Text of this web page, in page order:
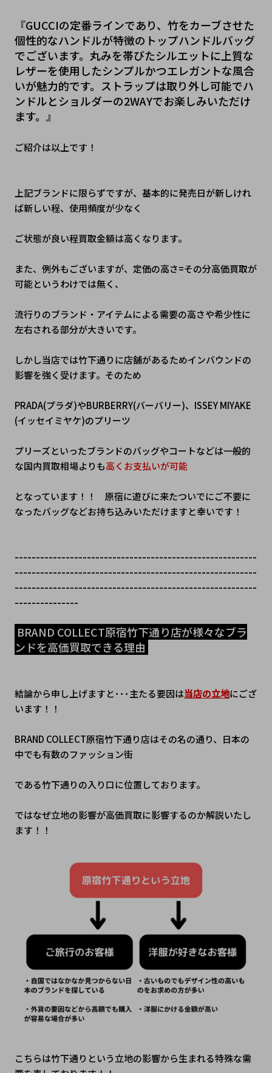
『GUCCIの定番ラインであり、竹をカーブさせた
個性的なハンドルが特徴のトップハンドルバッグ
でございます。丸みを帯びたシルエットに上質な
レザーを使用したシンプルかつエレガントな風合
いが魅力的です。ストラップは取り外し可能でハ
ンドルとショルダーの2WAYでお楽しみいただけ
ます。』
ご紹介は以上です！
上記ブランドに限らずですが、基本的に発売日が新しけれ
ば新しい程、使用頻度が少なく
ご状態が良い程買取金額は高くなります。
また、例外もございますが、定価の高さ=その分高価買取が
可能というわけでは無く、
流行りのブランド・アイテムによる需要の高さや希少性に
左右される部分が大きいです。
しかし当店では竹下通りに店舗があるためインバウンドの
影響を強く受けます。そのため
PRADA(プラダ)やBURBERRY(バーバリー)、ISSEY MIYAKE
(イッセイミヤケ)のプリーツ
プリーズといったブランドのバッグやコートなどは一般的
な国内買取相場よりも高くお支払いが可能
となっています！！　原宿に遊びに来たついでにご不要に
なったバッグなどお持ち込みいただけますと幸いです！
---------------------------------------------------------
---------------------------------------------------------
---------------------------------------------------------
---------------
ンドを高価買取できる理由
結論から申し上げますと･･･主たる要因は当店の立地にござ
います！！
BRAND COLLECT原宿竹下通り店はその名の通り、日本の
中でも有数のファッション街
である竹下通りの入り口に位置しております。
ではなぜ立地の影響が高価買取に影響するのか解説いたし
ます！！
こちらは竹下通りという立地の影響から生まれる特殊な需